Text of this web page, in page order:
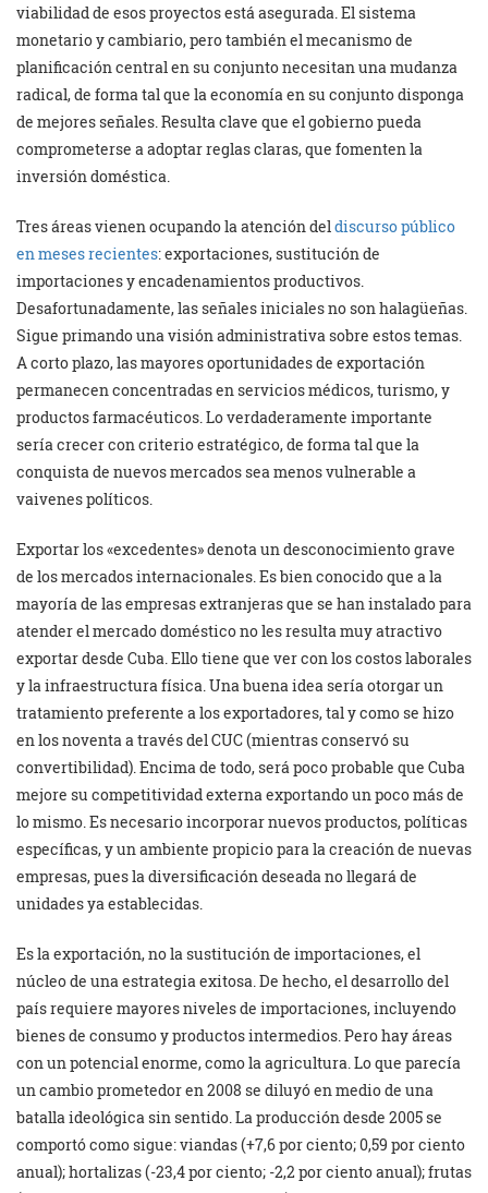
viabilidad de esos proyectos está asegurada. El sistema
monetario y cambiario, pero también el mecanismo de
planificación central en su conjunto necesitan una mudanza
radical, de forma tal que la economía en su conjunto disponga
de mejores señales. Resulta clave que el gobierno pueda
comprometerse a adoptar reglas claras, que fomenten la
inversión doméstica.
Tres áreas vienen ocupando la atención deldiscurso público
en meses recientes: exportaciones, sustitución de
importaciones y encadenamientos productivos.
Desafortunadamente, las señales iniciales no son halagüeñas.
Sigue primando una visión administrativa sobre estos temas.
A corto plazo, las mayores oportunidades de exportación
permanecen concentradas en servicios médicos, turismo, y
productos farmacéuticos. Lo verdaderamente importante
sería crecer con criterio estratégico, de forma tal que la
conquista de nuevos mercados sea menos vulnerable a
vaivenes políticos.
Exportar los «excedentes» denota un desconocimiento grave
de los mercados internacionales. Es bien conocido que a la
mayoría de las empresas extranjeras que se han instalado para
atender el mercado doméstico no les resulta muy atractivo
exportar desde Cuba. Ello tiene que ver con los costos laborales
y la infraestructura física. Una buena idea sería otorgar un
tratamiento preferente a los exportadores, tal y como se hizo
en los noventa a través del CUC (mientras conservó su
convertibilidad). Encima de todo, será poco probable que Cuba
mejore su competitividad externa exportando un poco más de
lo mismo. Es necesario incorporar nuevos productos, políticas
específicas, y un ambiente propicio para la creación de nuevas
empresas, pues la diversificación deseada no llegará de
unidades ya establecidas.
Es la exportación, no la sustitución de importaciones, el
núcleo de una estrategia exitosa. De hecho, el desarrollo del
país requiere mayores niveles de importaciones, incluyendo
bienes de consumo y productos intermedios. Pero hay áreas
con un potencial enorme, como la agricultura. Lo que parecía
un cambio prometedor en 2008 se diluyó en medio de una
batalla ideológica sin sentido. La producción desde 2005 se
comportó como sigue: viandas (+7,6 por ciento; 0,59 por ciento
anual); hortalizas (-23,4 por ciento; -2,2 por ciento anual); frutas